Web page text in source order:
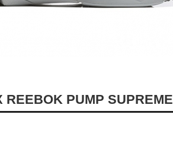
REEBOK PUMP SUPREME